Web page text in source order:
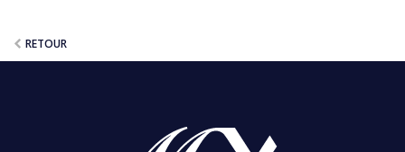
RETOUR